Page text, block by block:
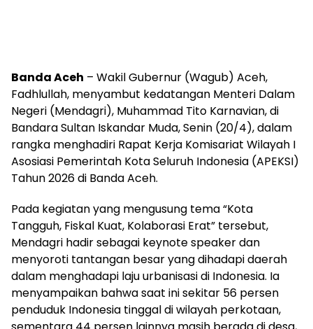
Banda Aceh – Wakil Gubernur (Wagub) Aceh,
Fadhlullah, menyambut kedatangan Menteri Dalam
Negeri (Mendagri), Muhammad Tito Karnavian, di
Bandara Sultan Iskandar Muda, Senin (20/4), dalam
rangka menghadiri Rapat Kerja Komisariat Wilayah I
Asosiasi Pemerintah Kota Seluruh Indonesia (APEKSI)
Tahun 2026 di Banda Aceh.
Pada kegiatan yang mengusung tema “Kota
Tangguh, Fiskal Kuat, Kolaborasi Erat” tersebut,
Mendagri hadir sebagai keynote speaker dan
menyoroti tantangan besar yang dihadapi daerah
dalam menghadapi laju urbanisasi di Indonesia. Ia
menyampaikan bahwa saat ini sekitar 56 persen
penduduk Indonesia tinggal di wilayah perkotaan,